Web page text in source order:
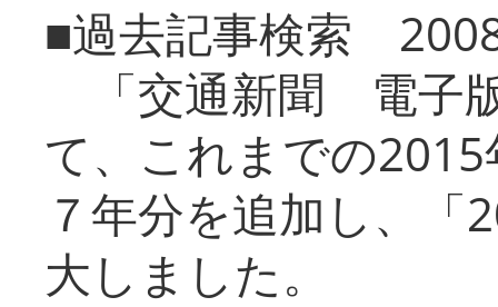
■過去記事検索
「交通新聞 電子
て、これまでの
７年分を追加し、「
大しまし